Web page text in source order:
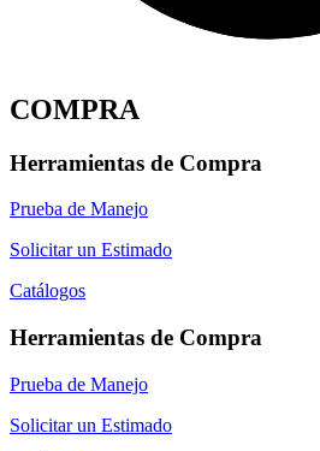
COMPRA
Herramientas de Compra
Prueba de Manejo
Solicitar un Estimado
Catálogos
Herramientas de Compra
Prueba de Manejo
Solicitar un Estimado